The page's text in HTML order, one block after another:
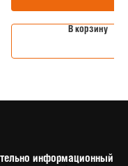
В корзину
информационный